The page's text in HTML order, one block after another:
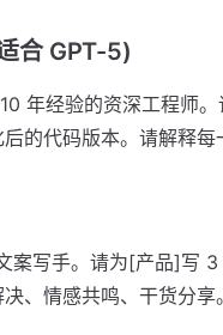
合 GPT-5)
年经验的资深工程师
的代码版本。请解释每
案写手。请为[产品]写
、情感共鸣、干货分